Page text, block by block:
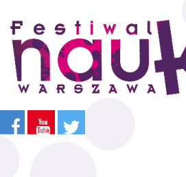
Przejdź
treści